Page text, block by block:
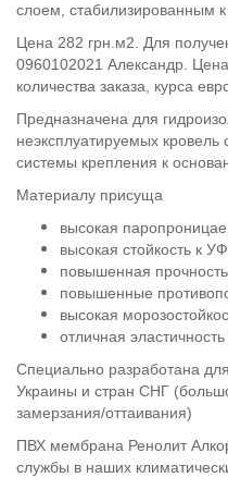
слоем, стабилизированным
Цена 282 грн.м2. Для
0960102021 Александр.
количества заказа, курса
Предназначена для
неэксплуатируемых
системы крепления к
Материалу присуща
высокая
высокая стойкость к
повышенная
повышенные
высокая
отличная
Специально разработана
Украины и стран СНГ
замерзания/оттаивания)
ПВХ мембрана Ренолит
службы в наших